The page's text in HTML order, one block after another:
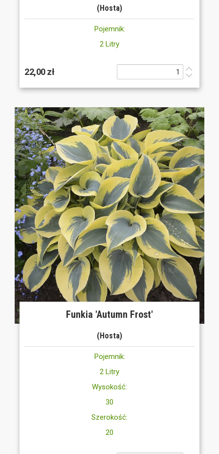
(Hosta)
Pojemnik:
2 Litry
22,00 zł
Funkia 'Autumn Frost'
(Hosta)
Pojemnik:
2 Litry
Wysokość:
30
Szerokość:
20